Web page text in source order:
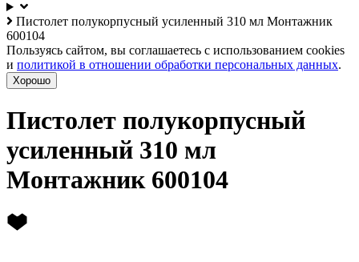
Пистолет полукорпусный усиленный 310 мл Монтажник
600104
Пользуясь сайтом, вы соглашаетесь с использованием cookies
и политикой в отношении обработки персональных данных.
Хорошо
Пистолет полукорпусный
усиленный 310 мл
Монтажник 600104